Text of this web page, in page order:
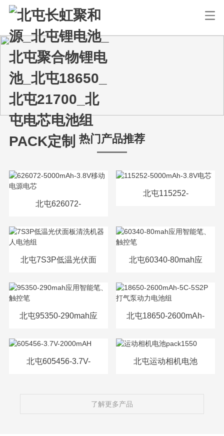
热门产品推荐
北屯626072-
北屯115252-
北屯7S3P低温光伏面 北屯60340-80mah应
北屯95350-290mah应 北屯18650-2600mAh-
电池组
北屯605456-3.7V- 北屯运动相机电池
了解更多产品